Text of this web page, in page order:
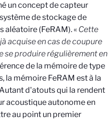
un concept de capteur
de stockage de
aléatoire (FeRAM). « Cette
acquise en cas de coupure
se produire régulièrement en
de la mémoire de type
la mémoire FeRAM est à la
d'atouts qui la rendent
acoustique autonome en
au point un premier